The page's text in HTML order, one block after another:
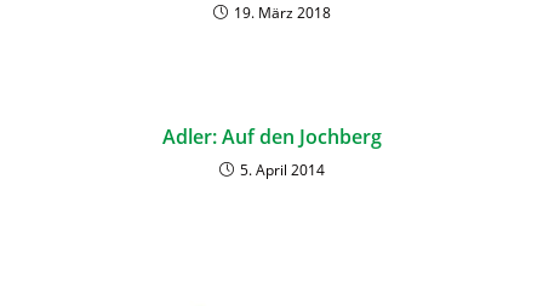
19. März 2018
Adler: Auf den Jochberg
5. April 2014